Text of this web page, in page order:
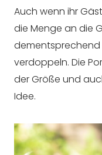
Auch wenn ihr
die Menge an die
dementsprechend
verdoppeln. Die
der Größe und
Idee.